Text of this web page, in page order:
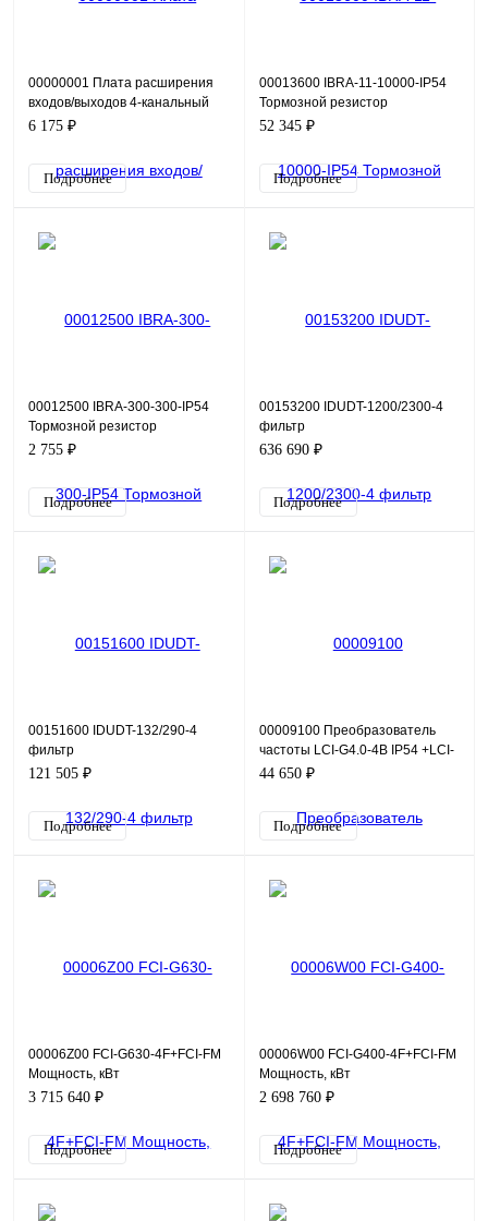
00000001 Плата расширения
входов/выходов 4-канальный
цифровой вход (DI7~DI10); 1-
6 175 ₽
Подробнее
00013600 IBRA-11-10000-IP54
Тормозной резистор
52 345 ₽
Подробнее
00012500 IBRA-300-300-IP54
Тормозной резистор
2 755 ₽
Подробнее
00153200 IDUDT-1200/2300-4
фильтр
636 690 ₽
Подробнее
00151600 IDUDT-132/290-4
фильтр
121 505 ₽
Подробнее
00009100 Преобразователь
частоты LCI-G4.0-4B IP54 +LCI-
FM
44 650 ₽
Подробнее
00006Z00 FCI-G630-4F+FCI-FM
Мощность, кВт
общепромышленный режим
общепромышленный режи
3 715 640 ₽
Подробнее
00006W00 FCI-G400-4F+FCI-FM
Мощность, кВт
общепромышленный режим
общепромышленный режи
2 698 760 ₽
Подробнее